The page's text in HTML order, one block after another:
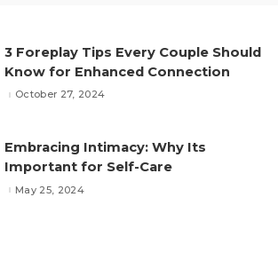
3 Foreplay Tips Every Couple Should
Know for Enhanced Connection
October 27, 2024
Embracing Intimacy: Why Its
Important for Self-Care
May 25, 2024